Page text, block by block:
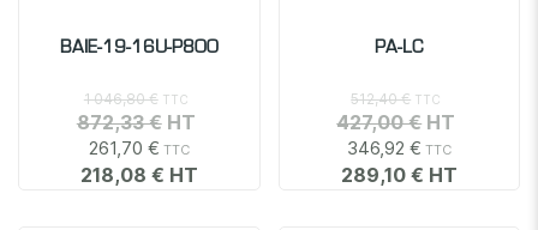
BAIE-19-16U-P800
261,70 €
218,08 €
1 046,80 €
872,33 €
PA-LC
346,92 €
289,10 €
512,40 €
427,00 €